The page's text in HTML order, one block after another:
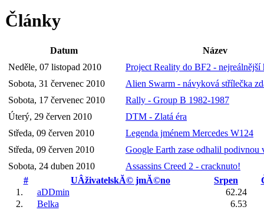
Články
Datum
Název
Neděle, 07 listopad 2010
Project Reality do BF2 - nejreálnější
Sobota, 31 červenec 2010
Alien Swarm - návyková střílečka
Sobota, 17 červenec 2010
Rally - Group B 1982-1987
Úterý, 29 červen 2010
DTM - Zlatá éra
Středa, 09 červen 2010
Legenda jménem Mercedes W124
Středa, 09 červen 2010
Google Earth zase odhalil podivnou
Sobota, 24 duben 2010
Assassins Creed 2 - cracknuto!
#
UÂživatelskĂ© jmĂ©no Srpen
1.
aDDmin
62.24
2.
Belka
6.53